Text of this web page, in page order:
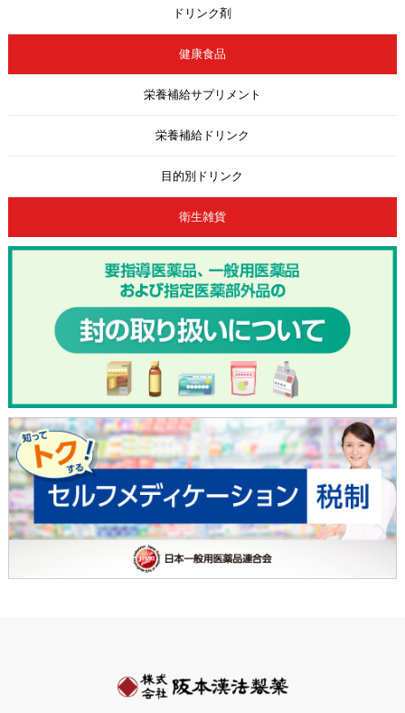
ドリンク剤
健康食品
栄養補給サプリメント
栄養補給ドリンク
目的別ドリンク
衛生雑貨